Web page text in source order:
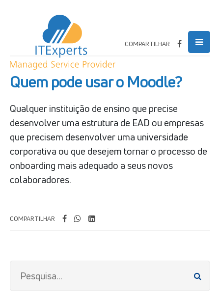
COMPARTILHAR
Quem pode usar o Moodle?
Qualquer instituição de ensino que precise
desenvolver uma estrutura de EAD ou empresas
que precisem desenvolver uma universidade
corporativa ou que desejem tornar o processo de
onboarding mais adequado a seus novos
colaboradores.
COMPARTILHAR